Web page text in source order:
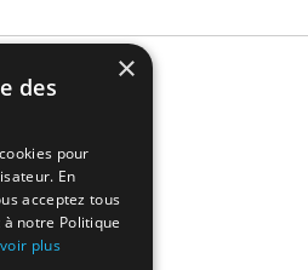
×
des
pour
En
acceptez tous
notre Politique
plus